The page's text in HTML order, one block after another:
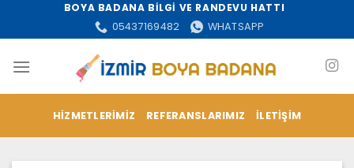
BOYA BADANA BİLGİ VE RANDEVU HATTI
05437169482
WHATSAPP
HIZMETLERIMIZ REFERANSLARIMIZ İLETIŞIM